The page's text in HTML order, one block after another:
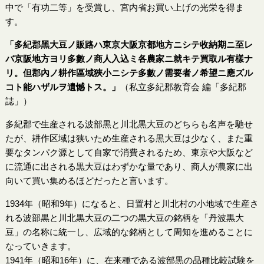
中で「有功二等」を受賞し、宮内省お買い上げの光栄を得ま
す。
「多紀郡黑大豆ノ販路ハ東京大阪京都地方ニシテ收納期ニ至レ
バ京阪地方ヨリ多數ノ商人入込ミ各農家ニ就キテ買取ル有樣ナ
リ。但郡內ノ耕作區域狹小ニシテ多數ノ需要者ノ希望ニ應ズル
コト能ハザルヲ遺憾トス。」
（私立多紀郡教育会 編「多紀郡
誌」）
多紀郡で生産される波部黒と川北黒大豆のどちらも名声を馳せ
たが、耕作区域は狭いため生産される黒大豆は少なく、また重
要なタンパク源として自家で消費されるため、東京や大阪など
に流通に出される黒大豆はわずかな量であり、商人が農家に出
向いて買い集めるほどだったと言います。
1934年（昭和9年）になると、日置村と川北村の小地域で生産さ
れる波部黒と川北黒大豆の二つの黒大豆の銘柄を「丹波黒大
豆」の名称に統一し、広域的な銘柄として周知を進めることに
なっていきます。
1941年（昭和16年）に、在来種である波部黒の品種比較試験を